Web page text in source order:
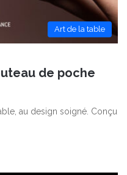
Art de la table
de poche
au design soigné. Conçu